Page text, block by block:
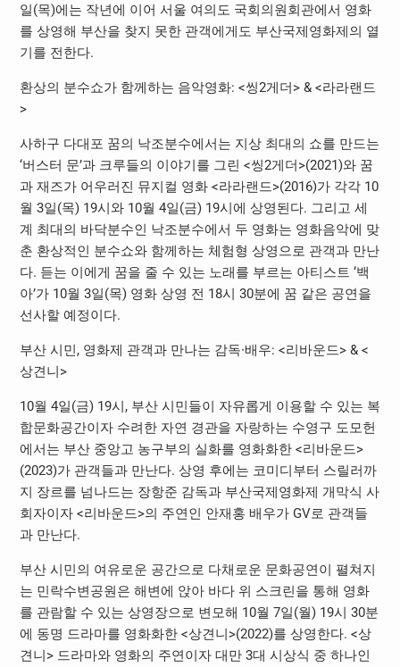
일(목)에는 작년에 이어 서울 여의도 국회의원회관에서 영화
를 상영해 부산을 찾지 못한 관객에게도 부산국제영화제의 열
기를 전한다.
환상의 분수쇼가 함께하는 음악영화: <씽2게더> & <라라랜드
>
사하구 다대포 꿈의 낙조분수에서는 지상 최대의 쇼를 만드는
‘버스터 문’과 크루들의 이야기를 그린 <씽2게더>(2021)와 꿈
과 재즈가 어우러진 뮤지컬 영화 <라라랜드>(2016)가 각각 10
월 3일(목) 19시와 10월 4일(금) 19시에 상영된다. 그리고 세
계 최대의 바닥분수인 낙조분수에서 두 영화는 영화음악에 맞
춘 환상적인 분수쇼와 함께하는 체험형 상영으로 관객과 만난
다. 듣는 이에게 꿈을 줄 수 있는 노래를 부르는 아티스트 ‘백
아’가 10월 3일(목) 영화 상영 전 18시 30분에 꿈 같은 공연을
선사할 예정이다.
부산 시민, 영화제 관객과 만나는 감독∙배우: <리바운드> & <
상견니>
10월 4일(금) 19시, 부산 시민들이 자유롭게 이용할 수 있는 복
합문화공간이자 수려한 자연 경관을 자랑하는 수영구 도모헌
에서는 부산 중앙고 농구부의 실화를 영화화한 <리바운드>
(2023)가 관객들과 만난다. 상영 후에는 코미디부터 스릴러까
지 장르를 넘나드는 장항준 감독과 부산국제영화제 개막식 사
회자이자 <리바운드>의 주연인 안재홍 배우가 GV로 관객들
과 만난다.
부산 시민의 여유로운 공간으로 다채로운 문화공연이 펼쳐지
는 민락수변공원은 해변에 앉아 바다 위 스크린을 통해 영화
를 관람할 수 있는 상영장으로 변모해 10월 7일(월) 19시 30분
에 동명 드라마를 영화화한 <상견니>(2022)를 상영한다. <상
견니> 드라마와 영화의 주연이자 대만 3대 시상식 중 하나인